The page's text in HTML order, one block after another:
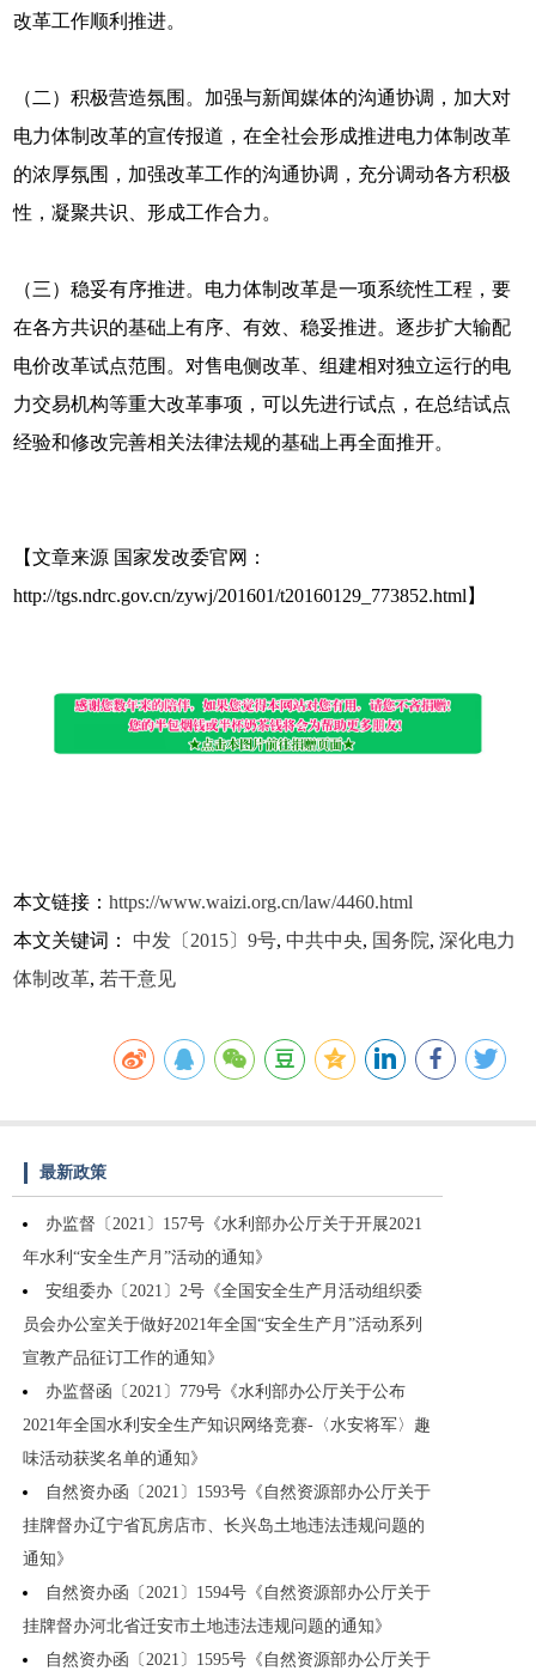
改革工作顺利推进。
（二）积极营造氛围。加强与新闻媒体的沟通协调，加大对
电力体制改革的宣传报道，在全社会形成推进电力体制改革
的浓厚氛围，加强改革工作的沟通协调，充分调动各方积极
性，凝聚共识、形成工作合力。
（三）稳妥有序推进。电力体制改革是一项系统性工程，要
在各方共识的基础上有序、有效、稳妥推进。逐步扩大输配
电价改革试点范围。对售电侧改革、组建相对独立运行的电
力交易机构等重大改革事项，可以先进行试点，在总结试点
经验和修改完善相关法律法规的基础上再全面推开。
【文章来源 国家发改委官网：
http://tgs.ndrc.gov.cn/zywj/201601/t20160129_773852.html】
本文链接：https://www.waizi.org.cn/law/4460.html
本文关键词： 中发〔2015〕9号, 中共中央, 国务院,深化电力
体制改革,若干意见
最新政策
办监督〔2021〕157号《水利部办公厅关于开展2021
年水利“安全生产月”活动的通知》
安组委办〔2021〕2号《全国安全生产月活动组织委
员会办公室关于做好2021年全国“安全生产月”活动系列
宣教产品征订工作的通知》
办监督函〔2021〕779号《水利部办公厅关于公布
2021年全国水利安全生产知识网络竞赛-〈水安将军〉趣
味活动获奖名单的通知》
自然资办函〔2021〕1593号《自然资源部办公厅关于
挂牌督办辽宁省瓦房店市、长兴岛土地违法违规问题的
通知》
自然资办函〔2021〕1594号《自然资源部办公厅关于
挂牌督办河北省迁安市土地违法违规问题的通知》
自然资办函〔2021〕1595号《自然资源部办公厅关于